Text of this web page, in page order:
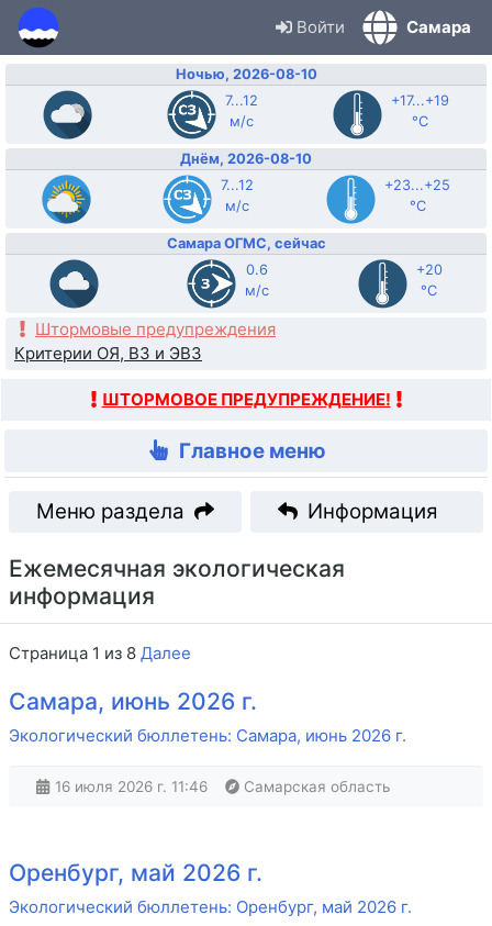
Войти Самара
Ночью, 2026-08-10
7...12
м/с
+17...+19
°C
Днём, 2026-08-10
7...12
м/с
+23...+25
°C
Самара ОГМС, сейчас
0.6
м/с
+20
°C
Штормовые предупреждения
Критерии ОЯ, ВЗ и ЭВЗ
ШТОРМОВОЕ ПРЕДУПРЕЖДЕНИЕ!
Главное меню
Меню раздела Информация
Ежемесячная экологическая
информация
Страница 1 из 8 Далее
Самара, июнь 2026 г.
Экологический бюллетень: Самара, июнь 2026 г.
16 июля 2026 г. 11:46 Самарская область
Оренбург, май 2026 г.
Экологический бюллетень: Оренбург, май 2026 г.